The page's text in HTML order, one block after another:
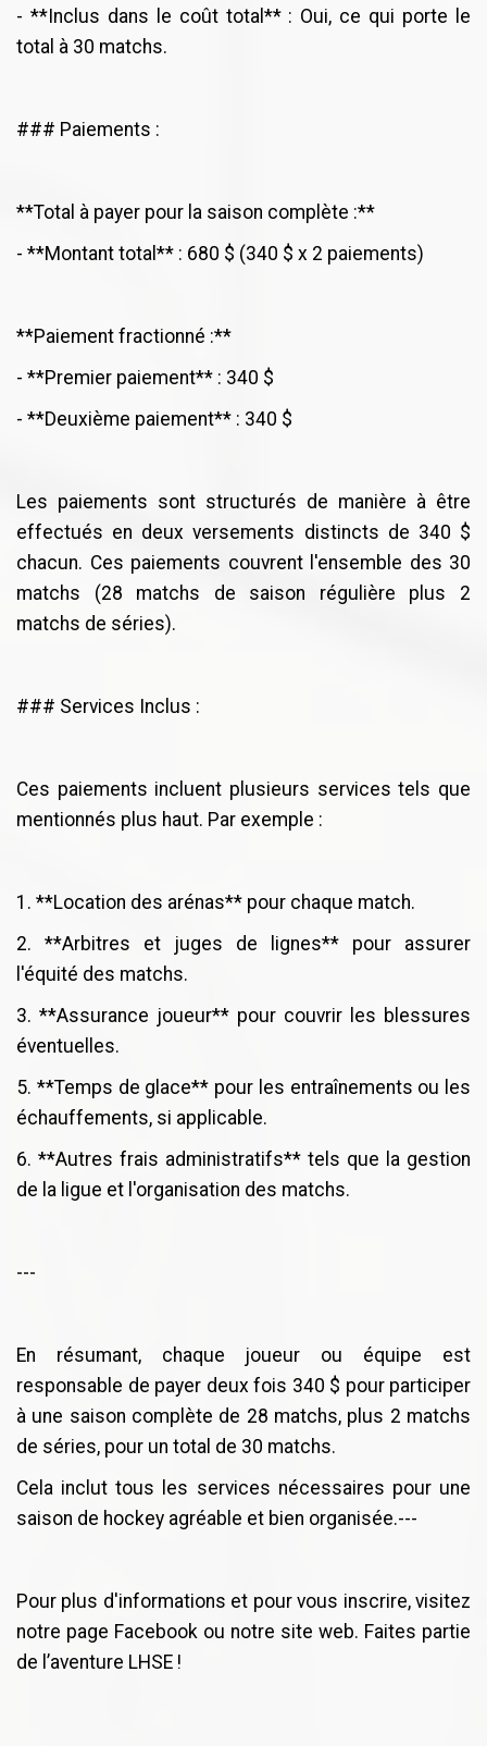
- **Inclus dans le coût total** : Oui, ce qui porte le
total à 30 matchs.
### Paiements :
**Total à payer pour la saison complète :**
- **Montant total** : 680 $ (340 $ x 2 paiements)
**Paiement fractionné :**
- **Premier paiement** : 340 $
- **Deuxième paiement** : 340 $
Les paiements sont structurés de manière à être
effectués en deux versements distincts de 340 $
chacun. Ces paiements couvrent l'ensemble des 30
matchs (28 matchs de saison régulière plus 2
matchs de séries).
### Services Inclus :
Ces paiements incluent plusieurs services tels que
mentionnés plus haut. Par exemple :
1. **Location des arénas** pour chaque match.
2. **Arbitres et juges de lignes** pour assurer
l'équité des matchs.
3. **Assurance joueur** pour couvrir les blessures
éventuelles.
5. **Temps de glace** pour les entraînements ou les
échauffements, si applicable.
6. **Autres frais administratifs** tels que la gestion
de la ligue et l'organisation des matchs.
---
En résumant, chaque joueur ou équipe est
responsable de payer deux fois 340 $ pour participer
à une saison complète de 28 matchs, plus 2 matchs
de séries, pour un total de 30 matchs.
Cela inclut tous les services nécessaires pour une
saison de hockey agréable et bien organisée.---
Pour plus d'informations et pour vous inscrire, visitez
notre page Facebook ou notre site web. Faites partie
de l’aventure LHSE !